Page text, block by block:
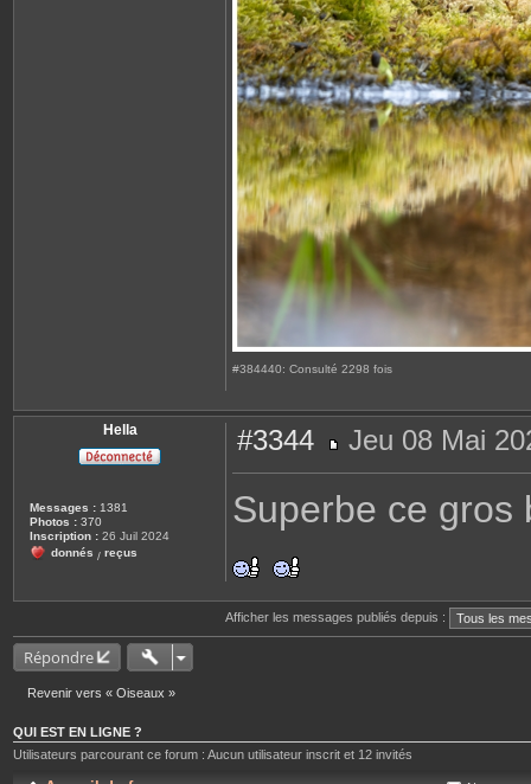
#384440: Consulté 2298 fois
Hella
Messages : 1381
Photos : 370
Inscription : 26 Juil 2024
donnés / reçus
#3344
e
a
Jeu 08 Mai
Superbe ce gros
Afficher les messages publiés depuis :
Répondre
Revenir vers « Oiseaux »
QUI EST EN LIGNE ?
Utilisateurs parcourant ce forum : Aucun utilisateur inscrit et 12 invités